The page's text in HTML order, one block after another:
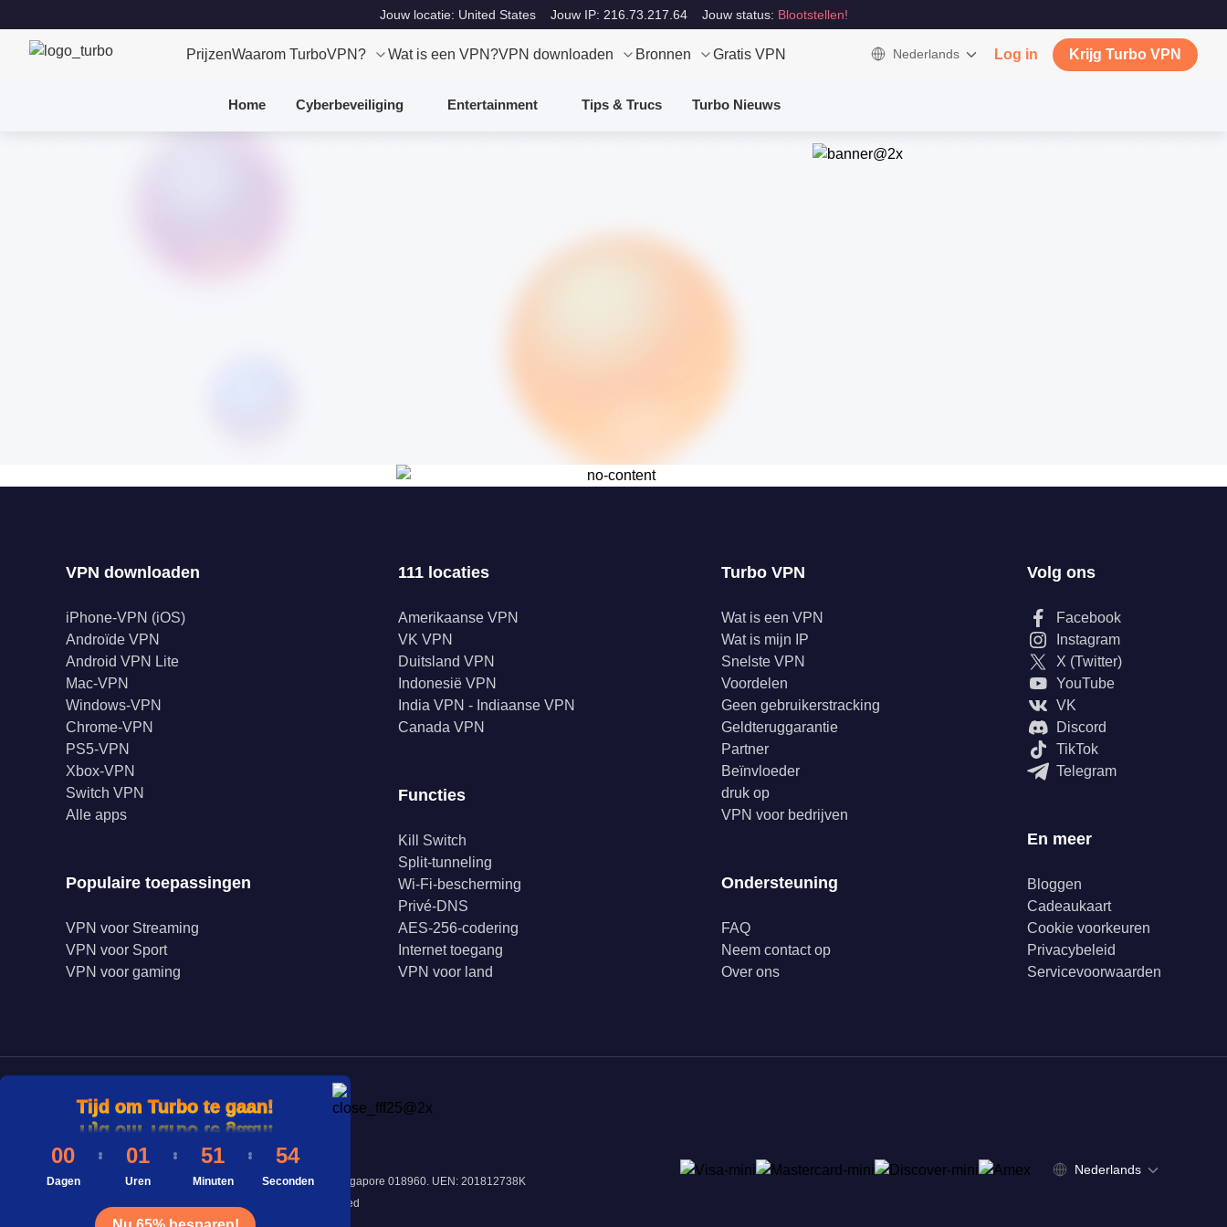
Jouw locatie: United States Jouw IP: 216.73.217.64 Jouw status: Blootstellen!
PrijzenWaarom TurboVPN? Wat is een VPN?VPN downloaden Bronnen Gratis VPN Nederlands Log in Krijg Turbo VPN
Home Cyberbeveiliging Entertainment Tips & Trucs Turbo Nieuws
VPN downloaden
iPhone-VPN (iOS)
Androïde VPN
Android VPN Lite
Mac-VPN
Windows-VPN
Chrome-VPN
PS5-VPN
Xbox-VPN
Switch VPN
Alle apps
Populaire toepassingen
VPN voor Streaming
VPN voor Sport
VPN voor gaming
111 locaties
Amerikaanse VPN
VK VPN
Duitsland VPN
Indonesië VPN
India VPN - Indiaanse VPN
Canada VPN
Functies
Kill Switch
Split-tunneling
Wi-Fi-bescherming
Privé-DNS
AES-256-codering
Internet toegang
VPN voor land
Turbo VPN
Wat is een VPN
Wat is mijn IP
Snelste VPN
Voordelen
Geen gebruikerstracking
Geldteruggarantie
Partner
Beïnvloeder
druk op
VPN voor bedrijven
Ondersteuning
FAQ
Neem contact op
Over ons
Volg ons
Facebook
Instagram
X (Twitter)
YouTube
VK
Discord
TikTok
Telegram
En meer
Bloggen
Cadeaukaart
Cookie voorkeuren
Privacybeleid
Servicevoorwaarden
Adres: 8 Marina View #43-052A Asia Square Tower 1, Singapore 018960. UEN: 201812738K
©Copyright 2025 INNOVATIVE CONNECTING PTE. Limited
Nederlands
Tijd om Turbo te gaan!
Tijd om Turbo te gaan!
Tijd om Turbo te gaan!
00 01 51 54
Dagen Uren Minuten Seconden